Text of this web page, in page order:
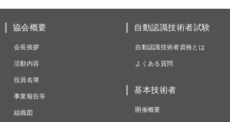
協会概要
会長挨拶
活動内容
役員名簿
事業報告等
組織図
自動認識技術者試験
自動認識技術者資格とは
よくある質問
基本技術者
開催概要